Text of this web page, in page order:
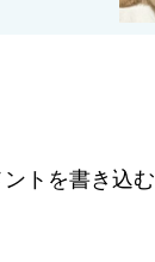
ントを書き込む